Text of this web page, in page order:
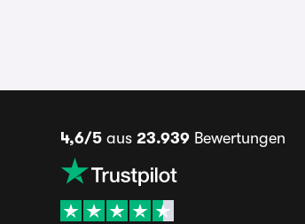
4,6/5aus 23.939Bewertungen